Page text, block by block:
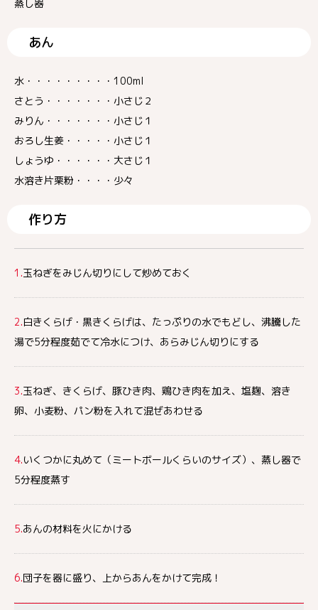
蒸し器
あん
水・・・・・・・・・100ml
さとう・・・・・・・小さじ２
みりん・・・・・・・小さじ１
おろし生姜・・・・・小さじ１
しょうゆ・・・・・・大さじ１
水溶き片栗粉・・・・少々
作り方
1.玉ねぎをみじん切りにして炒めておく
2.白きくらげ・黒きくらげは、たっぷりの水でもどし、沸騰した
湯で5分程度茹でて冷水につけ、あらみじん切りにする
3.玉ねぎ、きくらげ、豚ひき肉、鶏ひき肉を加え、塩麹、溶き
卵、小麦粉、パン粉を入れて混ぜあわせる
4.いくつかに丸めて（ミートボールくらいのサイズ）、蒸し器で
5分程度蒸す
5.あんの材料を火にかける
6.団子を器に盛り、上からあんをかけて完成！